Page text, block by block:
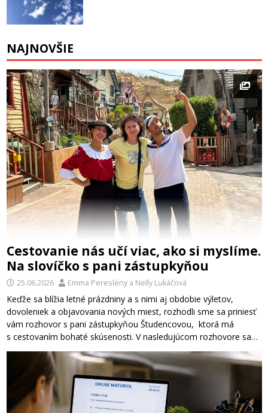
NAJNOVŠIE
Cestovanie nás učí viac, ako si myslíme.
Na slovíčko s pani zástupkyňou
25.06.2026 Emma Pereslénya Nelly Lukáčová
Keďže sa blížia letné prázdniny a s nimi aj obdobie výletov,
dovoleniek a objavovania nových miest, rozhodli sme sa priniesť
vám rozhovor s pani zástupkyňou Študencovou, ktorá má
s cestovaním bohaté skúsenosti. V nasledujúcom rozhovore sa…